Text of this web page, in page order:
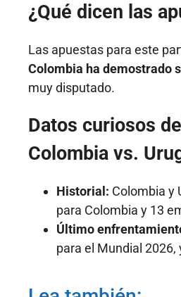
¿Qué dicen las
Las apuestas para este
Colombia ha demostrado
muy disputado.
Datos curiosos
Colombia vs.
Historial: Colombia y
para Colombia y 13
Último
para el Mundial